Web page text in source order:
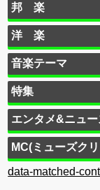
邦 楽
洋 楽
音楽テーマ
特集
エンタメ&ニュー
MC(ミューズク
data-matched-